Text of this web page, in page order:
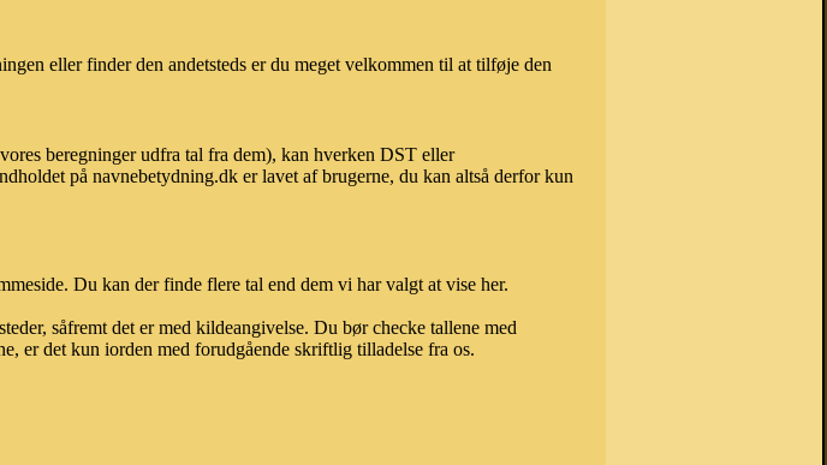
eller finder den andetsteds er du meget velkommen til at tilføje den
beregninger udfra tal fra dem), kan hverken DST eller
på navnebetydning.dk er lavet af brugerne, du kan altså derfor kun
Du kan der finde flere tal end dem vi har valgt at vise her.
såfremt det er med kildeangivelse. Du bør checke tallene med
er det kun iorden med forudgående skriftlig tilladelse fra os.